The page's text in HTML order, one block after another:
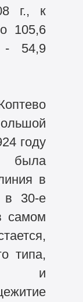
г., к
105,6
- 54,9
году
была
в
в 30-е
самом
типа,
и